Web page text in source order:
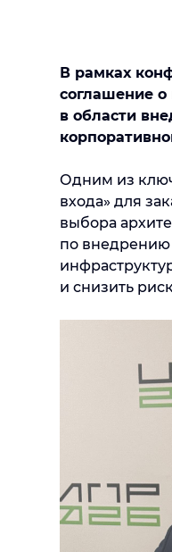
В рамках
соглашение о
в области
Одним из
входа» для
выбора
по внедрению
и снизить